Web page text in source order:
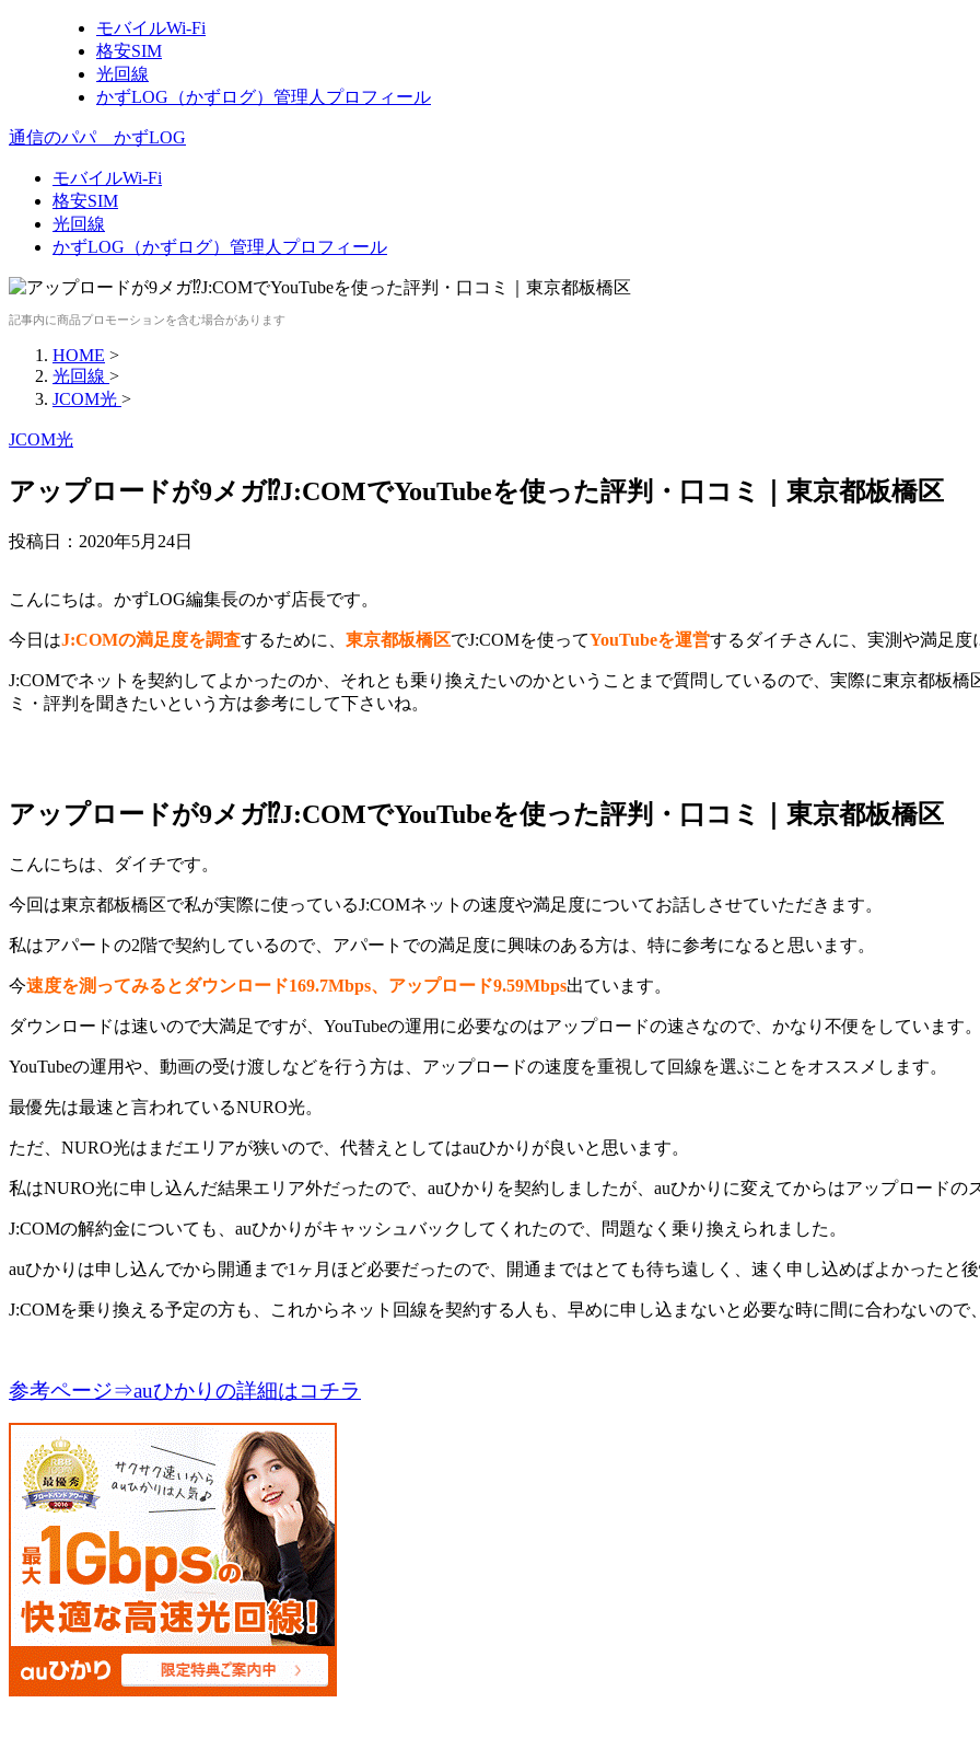
モバイルWi-Fi
格安SIM
光回線
かずLOG（かずログ）管理人プロフィール
通信のパパ かずLOG
モバイルWi-Fi
格安SIM
光回線
かずLOG（かずログ）管理人プロフィール
記事内に商品プロモーションを含む場合があります
HOME >
光回線 >
JCOM光 >
JCOM光
アップロードが9メガ⁉J:COMでYouTubeを使った評判・口コミ｜東京都板橋区
投稿日： 2020年5月24日
こんにちは。かずLOG編集長のかず店長です。
今日はJ:COMの満足度を調査するために、 東京都板橋区でJ:COMを使ってYouTubeを運営するダイチさんに、実測や満足度
J:COMでネットを契約してよかったのか、それとも乗り換えたいのかということまで質問しているので、実際に東京都板橋
ミ・評判を聞きたいという方は参考にして下さいね。
アップロードが9メガ⁉J:COMでYouTubeを使った評判・口コミ｜東京都板橋区
こんにちは、ダイチです。
今回は東京都板橋区で私が実際に使っているJ:COMネットの速度や満足度についてお話しさせていただきます。
私はアパートの2階で契約しているので、アパートでの満足度に興味のある方は、特に参考になると思います。
今速度を測ってみるとダウンロード169.7Mbps、アップロード9.59Mbps出ています。
ダウンロードは速いので大満足ですが、YouTubeの運用に必要なのはアップロードの速さなので、かなり不便をしています。
YouTubeの運用や、動画の受け渡しなどを行う方は、アップロードの速度を重視して回線を選ぶことをオススメします。
最優先は最速と言われているNURO光。
ただ、NURO光はまだエリアが狭いので、代替えとしてはauひかりが良いと思います。
私はNURO光に申し込んだ結果エリア外だったので、auひかりを契約しましたが、auひかりに変えてからはアップロードの
J:COMの解約金についても、auひかりがキャッシュバックしてくれたので、問題なく乗り換えられました。
auひかりは申し込んでから開通まで1ヶ月ほど必要だったので、開通まではとても待ち遠しく、速く申し込めばよかったと後
J:COMを乗り換える予定の方も、これからネット回線を契約する人も、早めに申し込まないと必要な時に間に合わないので
参考ページ⇒auひかりの詳細はコチラ